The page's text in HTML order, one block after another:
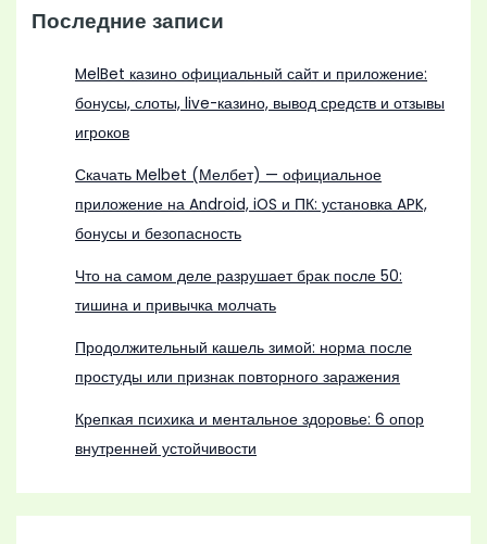
Последние записи
MelBet казино официальный сайт и приложение:
бонусы, слоты, live-казино, вывод средств и отзывы
игроков
Скачать Melbet (Мелбет) — официальное
приложение на Android, iOS и ПК: установка APK,
бонусы и безопасность
Что на самом деле разрушает брак после 50:
тишина и привычка молчать
Продолжительный кашель зимой: норма после
простуды или признак повторного заражения
Крепкая психика и ментальное здоровье: 6 опор
внутренней устойчивости